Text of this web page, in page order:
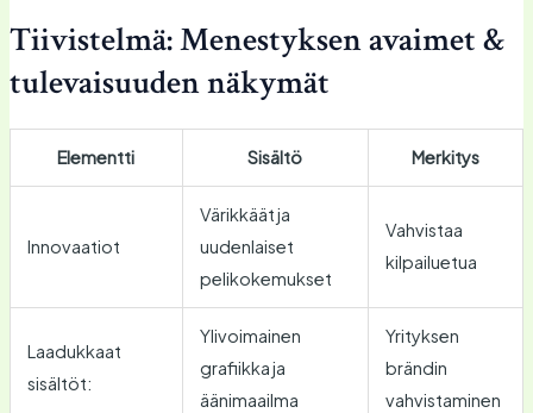
Tiivistelmä: Menestyksen avaimet &
tulevaisuuden näkymät
Elementti Sisältö Merkitys
Innovaatiot
Värikkäät ja
uudenlaiset
pelikokemukset
Vahvistaa
kilpailuetua
Laadukkaat
sisältöt:
Ylivoimainen
grafiikka ja
äänimaailma
Yrityksen
brändin
vahvistaminen